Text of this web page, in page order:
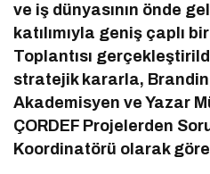
ve iş dünyasının önde
katılımıyla geniş çaplı
Toplantısı
stratejik kararla,
Akademisyen ve Yazar
ÇORDEF Projelerden
Koordinatörü olarak